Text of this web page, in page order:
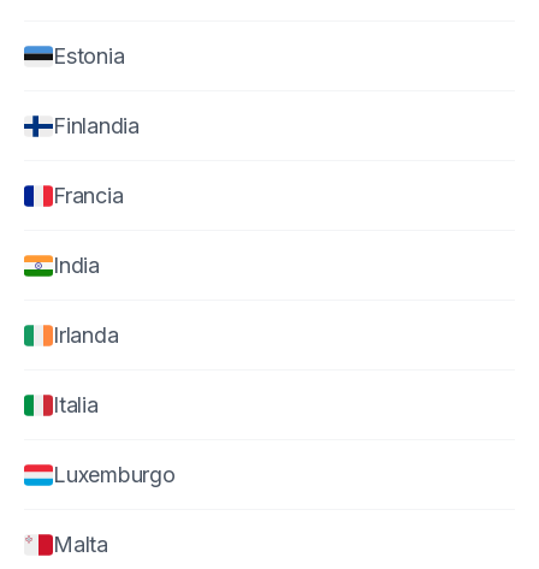
Estonia
Finlandia
Francia
India
Irlanda
Italia
Luxemburgo
Malta